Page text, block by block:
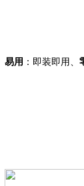
易用 ：即装即用、